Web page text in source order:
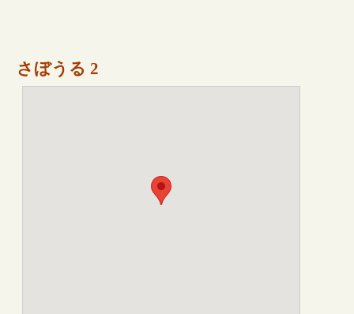
さぼうる 2